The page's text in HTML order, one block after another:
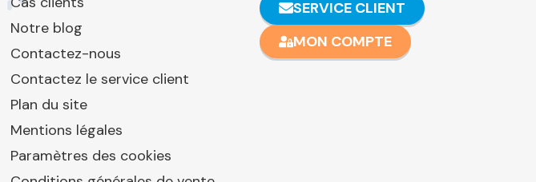
Notre blog
Contactez-nous
Contactez le service client
Plan du site
Mentions légales
Paramètres des cookies
SERVICE CLIENT
MON COMPTE